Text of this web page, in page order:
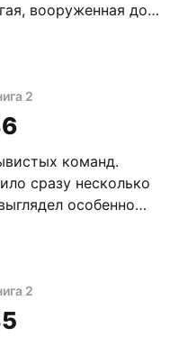
вооруженная до
кипеш, война –
для боя. Если он
2
команд.
сразу несколько
особенно
Только
доставляло
моему жаждущему
сердцу. Черт, пендосский
2